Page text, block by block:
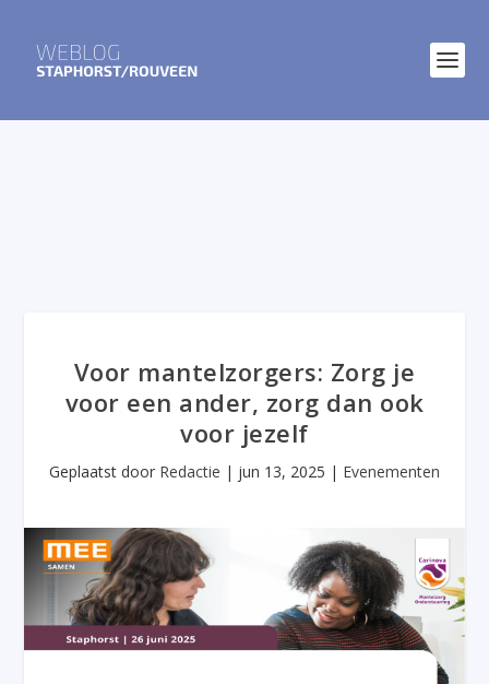
Voor mantelzorgers: Zorg je
voor een ander, zorg dan ook
voor jezelf
Geplaatst door Redactie | jun 13, 2025 | Evenementen